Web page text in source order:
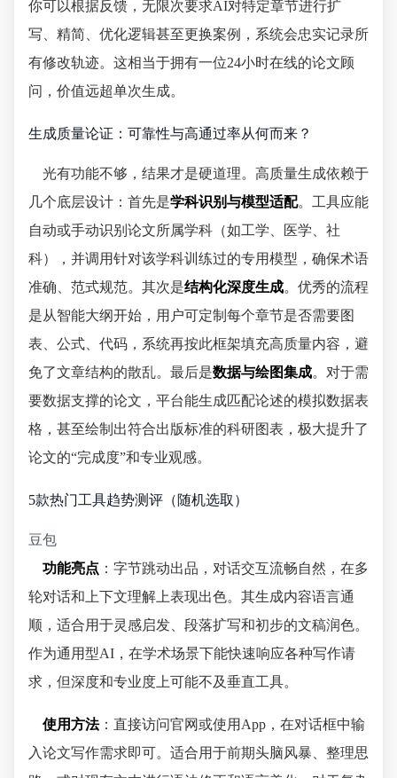
你可以根据反馈，无限次要求AI对特定章节进行扩
写、精简、优化逻辑甚至更换案例，系统会忠实记录所
有修改轨迹。这相当于拥有一位24小时在线的论文顾
问，价值远超单次生成。
生成质量论证：可靠性与高通过率从何而来？
光有功能不够，结果才是硬道理。高质量生成依赖于
几个底层设计：首先是学科识别与模型适配。工具应能
自动或手动识别论文所属学科（如工学、医学、社
科），并调用针对该学科训练过的专用模型，确保术语
准确、范式规范。其次是结构化深度生成。优秀的流程
是从智能大纲开始，用户可定制每个章节是否需要图
表、公式、代码，系统再按此框架填充高质量内容，避
免了文章结构的散乱。最后是数据与绘图集成。对于需
要数据支撑的论文，平台能生成匹配论述的模拟数据表
格，甚至绘制出符合出版标准的科研图表，极大提升了
论文的“完成度”和专业观感。
5款热门工具趋势测评（随机选取）
豆包
功能亮点 ：字节跳动出品，对话交互流畅自然，在多
轮对话和上下文理解上表现出色。其生成内容语言通
顺，适合用于灵感启发、段落扩写和初步的文稿润色。
作为通用型AI，在学术场景下能快速响应各种写作请
求，但深度和专业度上可能不及垂直工具。
使用方法：直接访问官网或使用App，在对话框中输
入论文写作需求即可。适合用于前期头脑风暴、整理思